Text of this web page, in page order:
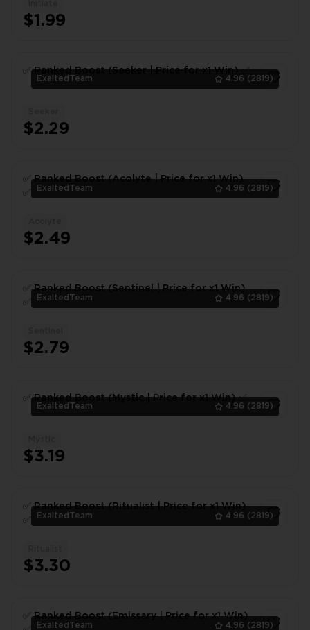
$1.99
ExaltedTeam 4.96 (2819)
✅ Ranked Boost (Seeker | Price for x1 Win) ✅
$2.29
ExaltedTeam 4.96 (2819)
✅ Ranked Boost (Acolyte | Price for x1 Win)
$2.49
ExaltedTeam 4.96 (2819)
✅ Ranked Boost (Sentinel | Price for x1 Win)
$2.79
ExaltedTeam 4.96 (2819)
✅ Ranked Boost (Mystic | Price for x1 Win) ✅
$3.19
ExaltedTeam 4.96 (2819)
✅ Ranked Boost (Ritualist | Price for x1 Win)
$3.30
ExaltedTeam 4.96 (2819)
✅ Ranked Boost (Emissary | Price for x1 Win)